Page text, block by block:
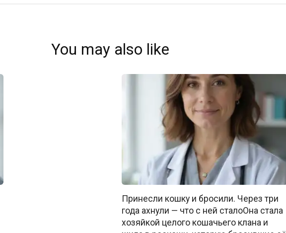
You may also like
Принесли кошку и бросили. Через три
года ахнули — что с ней сталоОна стала
хозяйкой целого кошачьего клана и